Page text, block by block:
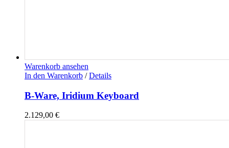
Warenkorb ansehen
In den Warenkorb / Details
B-Ware, Iridium Keyboard
2.129,00 €